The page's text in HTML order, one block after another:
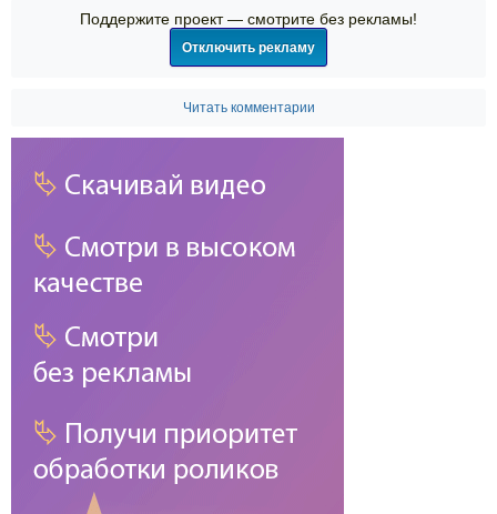
01:33
1x
2x
1.5x
1.25x
1x
0.75x
100%
Масштаб:100 %
-5%
+5%
Поддержите проект — смотрите без рекламы!
Отключить рекламу
Читать комментарии